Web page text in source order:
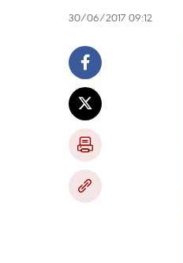
30/06/2017 09:12